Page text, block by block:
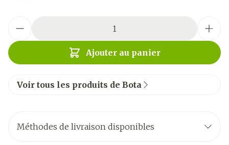
Ajouter au panier
Voir tous les produits de Bota
Méthodes de livraison disponibles